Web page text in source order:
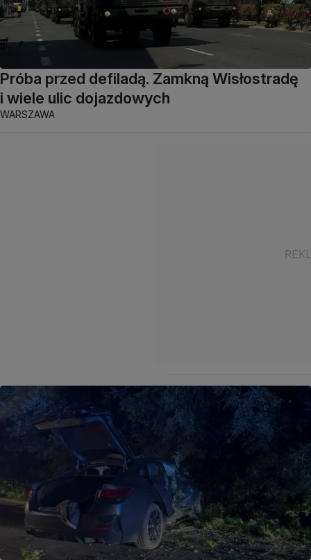
Próba przed defiladą. Zamkną Wisłostradę
i wiele ulic dojazdowych
WARSZAWA